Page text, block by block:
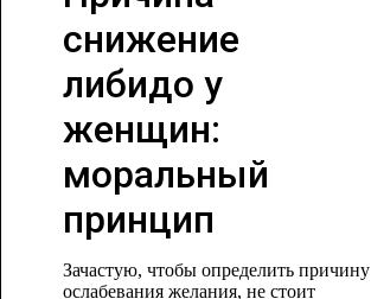
снижение
либидо у
женщин:
моральный
принцип
Зачастую, чтобы определить причину
ослабевания желания, не стоит